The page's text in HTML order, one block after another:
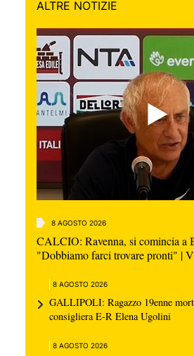
ALTRE NOTIZIE
8 AGOSTO 2026
CALCIO: Ravenna, si comincia a
"Dobbiamo farci trovare pronti" |
8 AGOSTO 2026
GALLIPOLI: Ragazzo 19enne
consigliera E-R Elena Ugolini
8 AGOSTO 2026